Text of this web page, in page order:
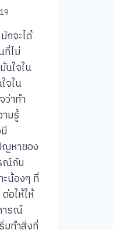
กจะได้
ที่ไม่
นใจใน
จใน
ว่าทำ
ามรู้
หาของ
ณ์กับ
ะน้องๆ ที่
อให้ให้
ารณ์
มทำสิ่งที่